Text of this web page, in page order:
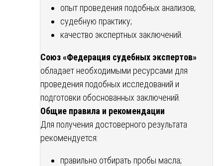
опыт проведения подобных анализов;
судебную практику;
качество экспертных заключений.
Союз «Федерация судебных экспертов»
обладает необходимыми ресурсами для
проведения подобных исследований и
подготовки обоснованных заключений.
Общие правила и рекомендации
Для получения достоверного результата
рекомендуется:
правильно отбирать пробы масла;